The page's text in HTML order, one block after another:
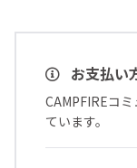
お支払い
CAMPFIREコ
ています。